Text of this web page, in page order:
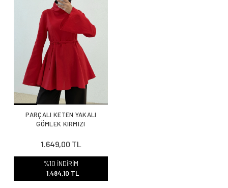
PARÇALI KETEN YAKALI
GÖMLEK KIRMIZI
1.649,00 TL
%10 İNDİRİM
1.484,10 TL